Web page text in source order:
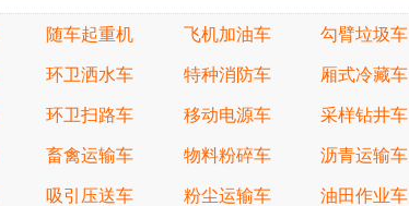
随车起重机 飞机加油车 勾臂垃圾车
环卫洒水车 特种消防车 厢式冷藏车
环卫扫路车 移动电源车 采样钻井车
畜禽运输车 物料粉碎车 沥青运输车
吸引压送车 粉尘运输车 油田作业车